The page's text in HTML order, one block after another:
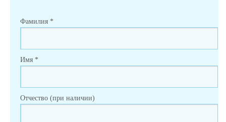
Фамилия *
Имя *
Отчество (при наличии)